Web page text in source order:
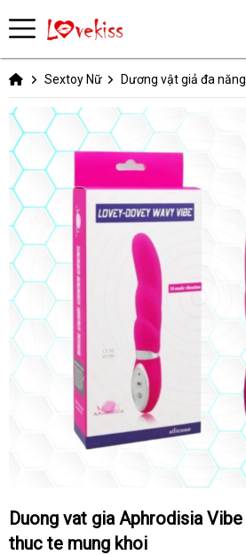
Sextoy Nữ Dương vật giả đa năng
Duong vat gia Aphrodisia Vibe cao cap cam giac
thuc te mung khoi